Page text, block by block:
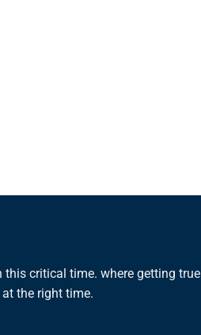
this critical time. where getting true
the right time.